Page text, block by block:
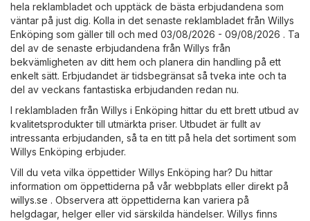
hela reklambladet och upptäck de bästa erbjudandena som
väntar på just dig. Kolla in det senaste reklambladet från Willys
Enköping som gäller till och med 03/08/2026 - 09/08/2026 . Ta
del av de senaste erbjudandena från Willys från
bekvämligheten av ditt hem och planera din handling på ett
enkelt sätt. Erbjudandet är tidsbegränsat så tveka inte och ta
del av veckans fantastiska erbjudanden redan nu.
I reklambladen från Willys i Enköping hittar du ett brett utbud av
kvalitetsprodukter till utmärkta priser. Utbudet är fullt av
intressanta erbjudanden, så ta en titt på hela det sortiment som
Willys Enköping erbjuder.
Vill du veta vilka öppettider Willys Enköping har? Du hittar
information om öppettiderna på vår webbplats eller direkt på
willys.se . Observera att öppettiderna kan variera på
helgdagar, helger eller vid särskilda händelser. Willys finns